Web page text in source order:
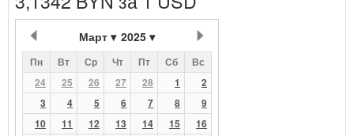
Март 2025
Пн Вт Ср Чт Пт Сб
Вс
24
25 26 27 28 1
2
3
4 5 6 7 8
9
10
11 12 13 14 15
16